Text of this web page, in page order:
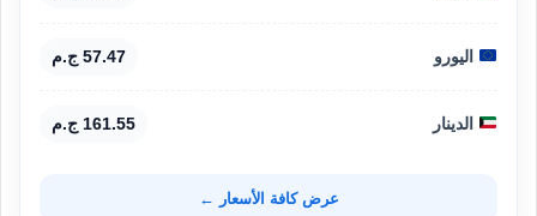
اليورو 57.47 ج.م
الدينار 161.55 ج.م
عرض كافة الأسعار ←